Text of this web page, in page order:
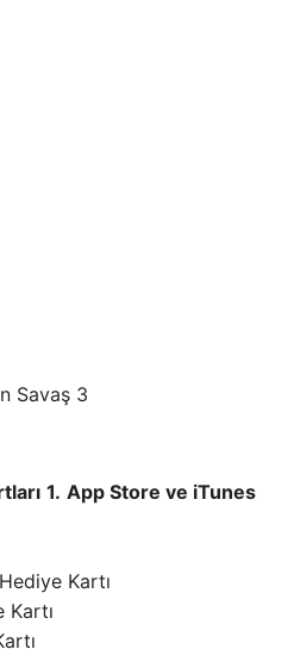
Savaş 3
1. App Store ve iTunes
Kartı
Kartı